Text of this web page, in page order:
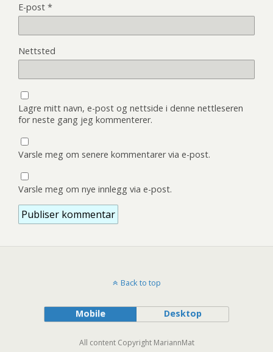
E-post *
Nettsted
Lagre mitt navn, e-post og nettside i denne nettleseren
for neste gang jeg kommenterer.
Varsle meg om senere kommentarer via e-post.
Varsle meg om nye innlegg via e-post.
Back to top
Mobile Desktop
All content Copyright MariannMat